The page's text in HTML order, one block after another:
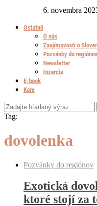
6. novembra
Ostatnô
O nás
Zaujímavosti o
Pozvánky do regiónov
Newsletter
Inzercia
E-book
Kam
Tag:
dovolenka
Pozvánky do regiónov
Exotická
ktoré stojí za